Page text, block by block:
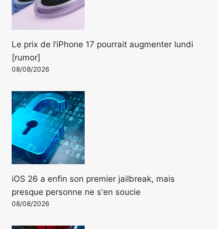
Le prix de l’iPhone 17 pourrait augmenter lundi
[rumor]
08/08/2026
iOS 26 a enfin son premier jailbreak, mais
presque personne ne s'en soucie
08/08/2026